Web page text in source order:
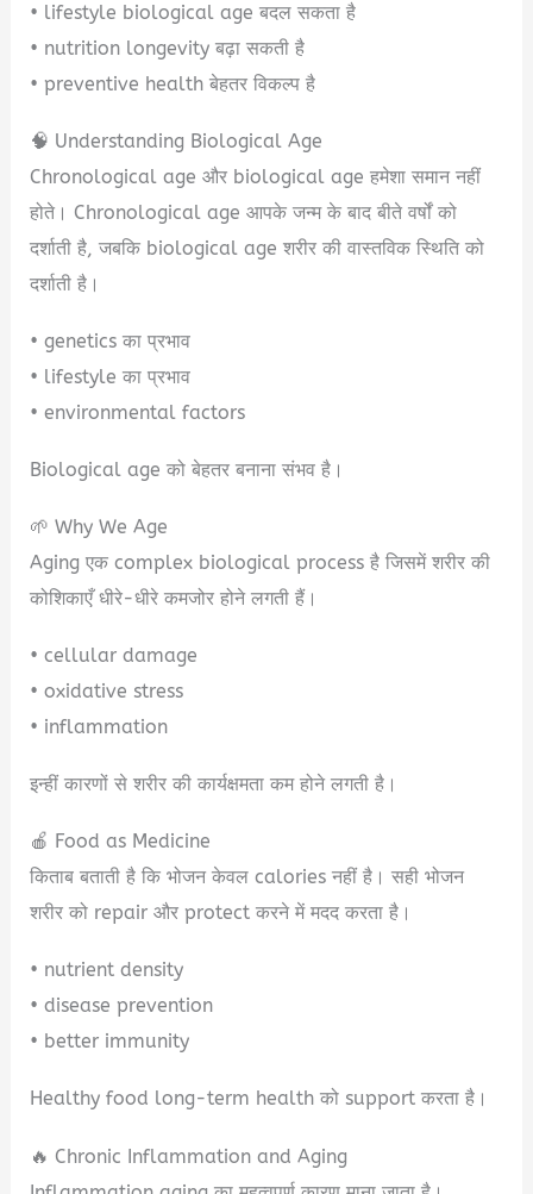
• lifestyle biological age बदल सकता है
• nutrition longevity बढ़ा सकती है
• preventive health बेहतर विकल्प है
🧠 Understanding Biological Age
Chronological age और biological age हमेशा समान नहीं
होते। Chronological age आपके जन्म के बाद बीते वर्षों को
दर्शाती है, जबकि biological age शरीर की वास्तविक स्थिति को
दर्शाती है।
• genetics का प्रभाव
• lifestyle का प्रभाव
• environmental factors
Biological age को बेहतर बनाना संभव है।
🌱 Why We Age
Aging एक complex biological process है जिसमें शरीर की
कोशिकाएँ धीरे-धीरे कमजोर होने लगती हैं।
• cellular damage
• oxidative stress
• inflammation
इन्हीं कारणों से शरीर की कार्यक्षमता कम होने लगती है।
🍎 Food as Medicine
किताब बताती है कि भोजन केवल calories नहीं है। सही भोजन
शरीर को repair और protect करने में मदद करता है।
• nutrient density
• disease prevention
• better immunity
Healthy food long-term health को support करता है।
🔥 Chronic Inflammation and Aging